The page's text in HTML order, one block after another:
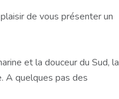
de vous présenter un
et la douceur du Sud, la
A quelques pas des